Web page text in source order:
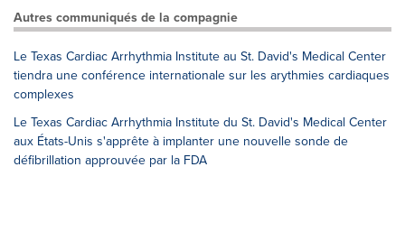
Autres communiqués de la compagnie
Le Texas Cardiac Arrhythmia Institute au St. David's Medical Center
tiendra une conférence internationale sur les arythmies cardiaques
complexes
Le Texas Cardiac Arrhythmia Institute du St. David's Medical Center
aux États-Unis s'apprête à implanter une nouvelle sonde de
défibrillation approuvée par la FDA